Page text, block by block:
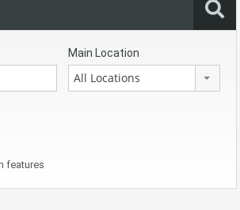
Main Location
All Locations
features